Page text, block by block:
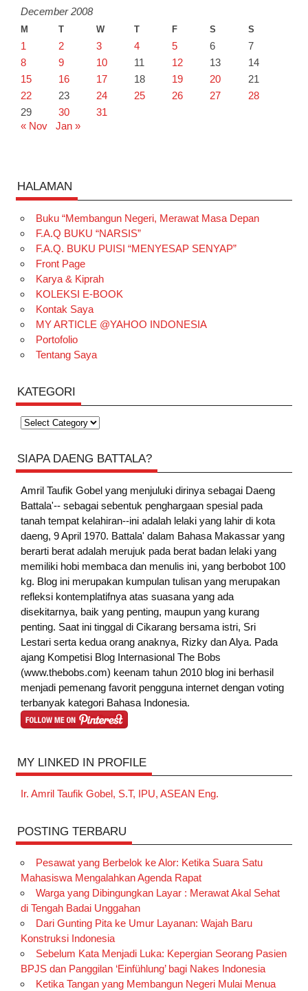
December 2008
M T W T F S S
1 2 3 4 5 6
7
8
9 10 11 12 13
14
15
16 17 18 19 20
21
22
23 24 25 26 27
28
29
30
31
« Nov
Jan »
HALAMAN
Buku “Membangun Negeri, Merawat Masa Depan
F.A.Q BUKU “NARSIS”
F.A.Q. BUKU PUISI “MENYESAP SENYAP”
Front Page
Karya & Kiprah
KOLEKSI E-BOOK
Kontak Saya
MY ARTICLE @YAHOO INDONESIA
Portofolio
Tentang Saya
KATEGORI
Kategori
SIAPA DAENG BATTALA?
Amril Taufik Gobelyang menjuluki dirinya sebagai Daeng
Battala'-- sebagai sebentuk penghargaan spesial pada
tanah tempat kelahiran--ini adalah lelaki yang lahir di kota
daeng, 9 April 1970. Battala' dalam Bahasa Makassar yang
berarti berat adalah merujuk pada berat badan lelaki yang
memiliki hobi membaca dan menulis ini, yang berbobot 100
kg. Blog ini merupakan kumpulan tulisan yang merupakan
refleksi kontemplatifnya atas suasana yang ada
disekitarnya, baik yang penting, maupun yang kurang
penting. Saat ini tinggal di Cikarang bersama istri, Sri
Lestari serta kedua orang anaknya, Rizky dan Alya. Pada
ajang Kompetisi Blog Internasional The Bobs
(www.thebobs.com) keenam tahun 2010 blog ini berhasil
menjadi pemenang favorit pengguna internet dengan voting
terbanyak kategori Bahasa Indonesia.
MY LINKED IN PROFILE
Ir. Amril Taufik Gobel, S.T, IPU, ASEAN Eng.
POSTING TERBARU
Pesawat yang Berbelok ke Alor: Ketika Suara Satu
Mahasiswa Mengalahkan Agenda Rapat
Warga yang Dibingungkan Layar : Merawat Akal Sehat
di Tengah Badai Unggahan
Dari Gunting Pita ke Umur Layanan: Wajah Baru
Konstruksi Indonesia
Sebelum Kata Menjadi Luka: Kepergian Seorang Pasien
BPJS dan Panggilan ‘Einfühlung’ bagi Nakes Indonesia
Ketika Tangan yang Membangun Negeri Mulai Menua